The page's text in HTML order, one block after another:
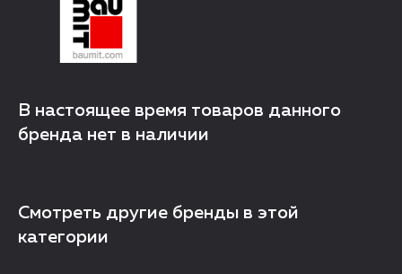
В настоящее время товаров данного
бренда нет в наличии
Смотреть другие бренды в этой
категории